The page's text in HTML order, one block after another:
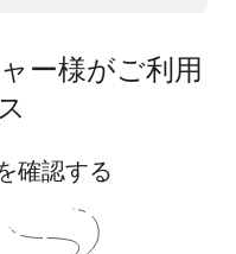
ー様がご利用
確認する